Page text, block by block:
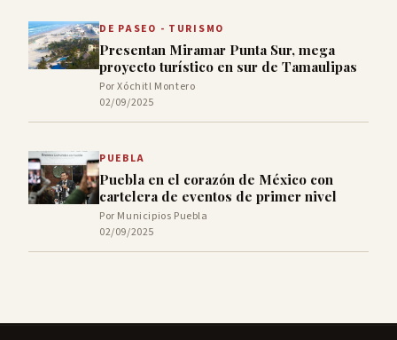
DE PASEO - TURISMO
Presentan Miramar Punta Sur, mega
proyecto turístico en sur de Tamaulipas
Por Xóchitl Montero
02/09/2025
PUEBLA
Puebla en el corazón de México con
cartelera de eventos de primer nivel
Por Municipios Puebla
02/09/2025